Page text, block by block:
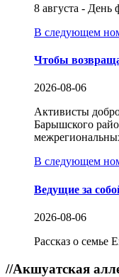
8 августа - День
В следующем
Чтобы
2026-08-06
Активисты
Барышского
В следующем
Ведущие за
2026-08-06
Рассказ о семье
//Акшуатская